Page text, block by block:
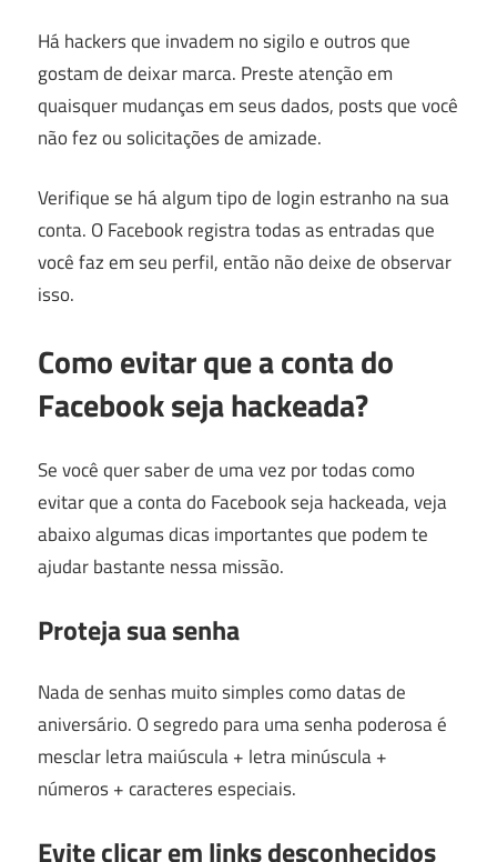
Há hackers que invadem no sigilo e outros que
gostam de deixar marca. Preste atenção em
quaisquer mudanças em seus dados, posts que você
não fez ou solicitações de amizade.
Verifique se há algum tipo de login estranho na sua
conta. O Facebook registra todas as entradas que
você faz em seu perfil, então não deixe de observar
isso.
Como evitar que a conta do
Facebook seja hackeada?
Se você quer saber de uma vez por todas como
evitar que a conta do Facebook seja hackeada, veja
abaixo algumas dicas importantes que podem te
ajudar bastante nessa missão.
Proteja sua senha
Nada de senhas muito simples como datas de
aniversário. O segredo para uma senha poderosa é
mesclar letra maiúscula + letra minúscula +
números + caracteres especiais.
Evite clicar em links desconhecidos